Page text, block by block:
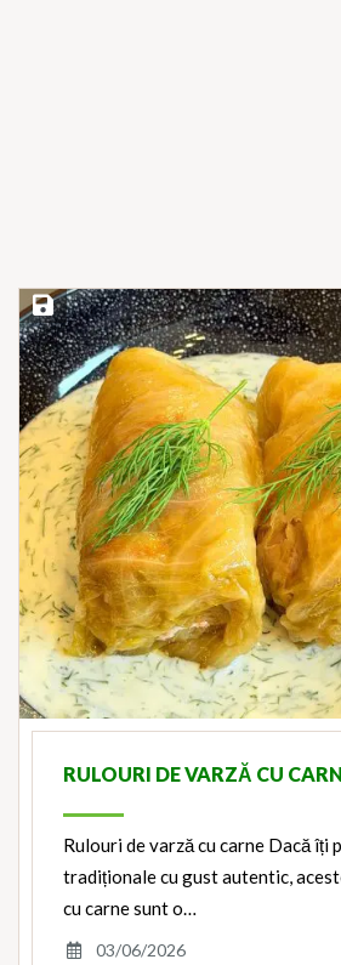
Save Recipe
RULOURI DE VARZĂ CU
Rulouri de varză cu carne Dacă îți
tradiționale cu gust autentic,
cu carne sunt o…
03/06/2026